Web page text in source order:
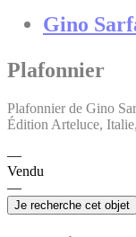
Gino
Plafonnier
Plafonnier de Gino
Édition Arteluce,
Vendu
Je recherche cet objet